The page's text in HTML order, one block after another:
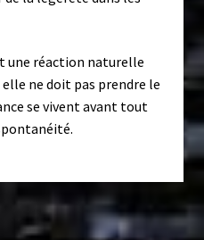
une réaction naturelle
ne doit pas prendre le
se vivent avant tout